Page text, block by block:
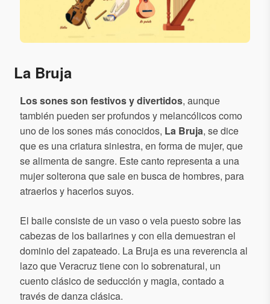
La Bruja
Los sones son festivos y divertidos, aunque
también pueden ser profundos y melancólicos como
uno de los sones más conocidos, La Bruja, se dice
quees una criatura siniestra, en forma de mujer, que
se alimenta de sangre. Este canto representaa una
mujer solterona que sale en busca de hombres, para
atraerlos y hacerlos suyos.
El baile consiste de un vaso o vela puesto sobre las
cabezas de los bailarinesy con ella demuestran el
dominio del zapateado. La Bruja es una reverencia al
lazo que Veracruz tiene con lo sobrenatural, un
cuento clásico de seducción y magia, contado a
través de danza clásica.